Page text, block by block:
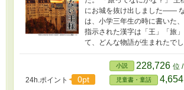
にお城を抜け出しました――
は、小学三年生の時に書いた、
指示された漢字は「王」「旅
て、どんな物語が生まれたで
24h.ポイント 0pt
小説 228,726 位
児童書・童話 4,654